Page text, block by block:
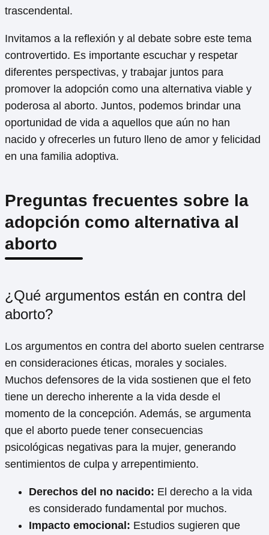
trascendental.
Invitamos a la reflexión y al debate sobre este tema
controvertido. Es importante escuchar y respetar
diferentes perspectivas, y trabajar juntos para
promover la adopción como una alternativa viable y
poderosa al aborto. Juntos, podemos brindar una
oportunidad de vida a aquellos que aún no han
nacido y ofrecerles un futuro lleno de amor y felicidad
en una familia adoptiva.
Preguntas frecuentes sobre la
adopción como alternativa al
aborto
¿Qué argumentos están en contra del
aborto?
Los argumentos en contra del aborto suelen centrarse
en consideraciones éticas, morales y sociales.
Muchos defensores de la vida sostienen que el feto
tiene un derecho inherente a la vida desde el
momento de la concepción. Además, se argumenta
que el aborto puede tener consecuencias
psicológicas negativas para la mujer, generando
sentimientos de culpa y arrepentimiento.
Derechos del no nacido: El derecho a la vida
es considerado fundamental por muchos.
Impacto emocional: Estudios sugieren que